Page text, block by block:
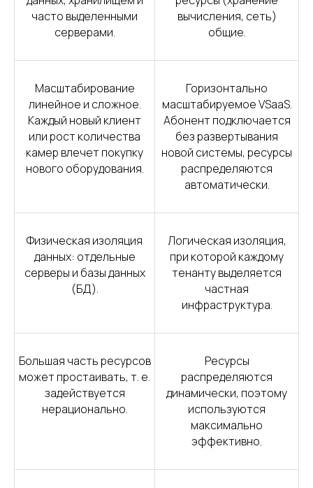
часто выделенными
серверами.
вычисления, сеть)
общие.
Масштабирование
линейное и сложное.
Каждый новый клиент
или рост количества
камер влечет покупку
нового оборудования.
Горизонтально
масштабируемое VSaaS.
Абонент подключается
без развертывания
новой системы, ресурсы
распределяются
автоматически.
Физическая изоляция
данных: отдельные
серверы и базы данных
(БД).
Логическая изоляция,
при которой каждому
тенанту выделяется
частная
инфраструктура.
Большая часть ресурсов
может простаивать, т. е.
задействуется
нерационально.
Ресурсы
распределяются
динамически, поэтому
используются
максимально
эффективно.